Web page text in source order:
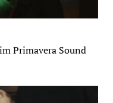
Primavera Sound